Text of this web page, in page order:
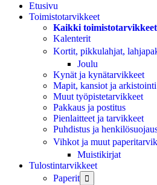
Etusivu
Toimistotarvikkeet
Kaikki toimistotarvikkeet
Kalenterit
Kortit, pikkulahjat,
Joulu
Kynät ja kynätarvikkeet
Mapit, kansiot ja arkistointi
Muut työpistetarvikkeet
Pakkaus ja postitus
Pienlaitteet ja tarvikkeet
Puhdistus ja
Vihkot ja muut
Muistikirjat
Tulostintarvikkeet
Paperit
